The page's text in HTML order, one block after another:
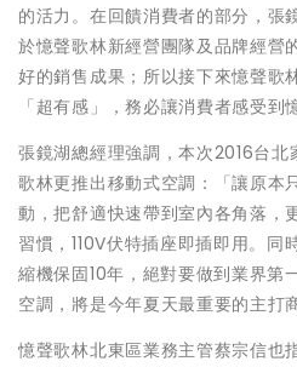
的活力。在回饋消費者的部分，張
於憶聲歌林新經營團隊及品牌經營
好的銷售成果；所以接下來憶聲歌
「超有感」，務必讓消費者感受到
張鏡湖總經理強調，本次2016台
歌林更推出移動式空調：「讓原本
動，把舒適快速帶到室內各角落，
習慣，110V伏特插座即插即用。同
縮機保固10年，絕對要做到業界第
空調，將是今年夏天最重要的主打
憶聲歌林北東區業務主管蔡宗信也